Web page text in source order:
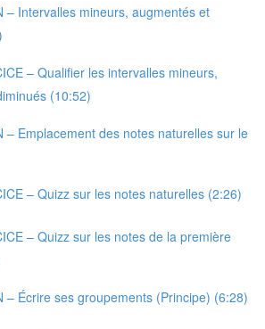
– Intervalles mineurs, augmentés et
– Qualifier les intervalles mineurs,
(10:52)
– Emplacement des notes naturelles sur le
– Quizz sur les notes naturelles (2:26)
– Quizz sur les notes de la première
– Écrire ses groupements (Principe) (6:28)